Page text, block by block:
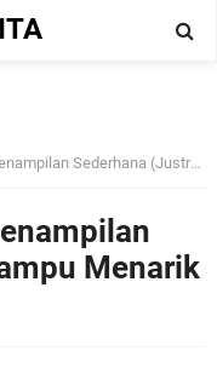
(Justru) Mampu Menarik Hati Laki-Laki ?
Menarik